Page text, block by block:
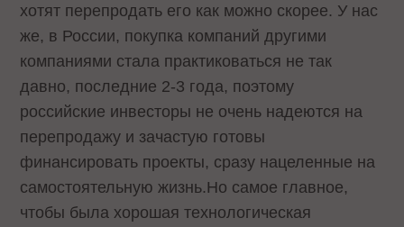
хотят перепродать его как можно скорее. У нас
же, в России, покупка компаний другими
компаниями стала практиковаться не так
давно, последние 2-3 года, поэтому
российские инвесторы не очень надеются на
перепродажу и зачастую готовы
финансировать проекты, сразу нацеленные на
самостоятельную жизнь.Но самое главное,
чтобы была хорошая технологическая